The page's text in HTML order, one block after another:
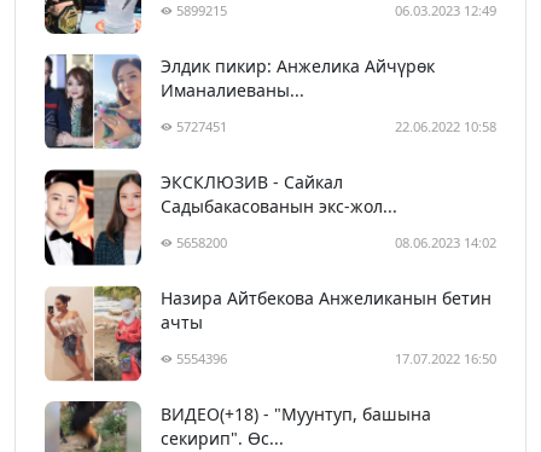
5899215 06.03.2023 12:49
Элдик пикир: Анжелика Айчүрөк
Иманалиеваны...
5727451 22.06.2022 10:58
ЭКСКЛЮЗИВ - Сайкал
Садыбакасованын экс-жол...
5658200 08.06.2023 14:02
Назира Айтбекова Анжеликанын бетин
ачты
5554396 17.07.2022 16:50
ВИДЕО(+18) - "Муунтуп, башына
секирип". Өс...